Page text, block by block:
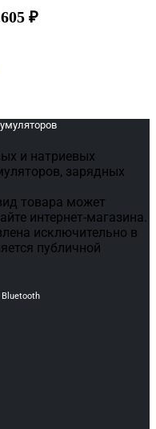
₽
и натриевых
зарядных
товара может
интернет-магазина.
исключительно в
публичной
Bluetooth